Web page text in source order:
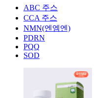
ABC 주스
CCA 주스
NMN(엔엠엔)
PDRN
PQQ
SOD